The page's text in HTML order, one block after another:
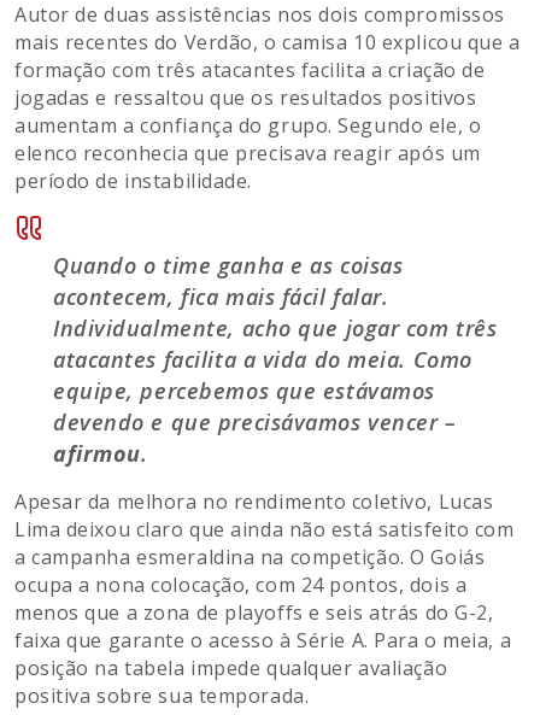
Autor de duas assistências nos dois compromissos
mais recentes do Verdão, o camisa 10 explicou que a
formação com três atacantes facilita a criação de
jogadas e ressaltou que os resultados positivos
aumentam a confiança do grupo. Segundo ele, o
elenco reconhecia que precisava reagir após um
período de instabilidade.
Quando o time ganha e as coisas
acontecem, fica mais fácil falar.
Individualmente, acho que jogar com três
atacantes facilita a vida do meia. Como
equipe, percebemos que estávamos
devendo e que precisávamos vencer –
afirmou.
Apesar da melhora no rendimento coletivo, Lucas
Lima deixou claro que ainda não está satisfeito com
a campanha esmeraldina na competição. O Goiás
ocupa a nona colocação, com 24 pontos, dois a
menos que a zona de playoffs e seis atrás do G-2,
faixa que garante o acesso à Série A. Para o meia, a
posição na tabela impede qualquer avaliação
positiva sobre sua temporada.